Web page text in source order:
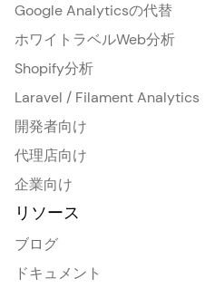
Google Analyticsの代替
ホワイトラベルWeb分析
Shopify分析
Laravel / Filament Analytics
開発者向け
代理店向け
企業向け
リソース
ブログ
ドキュメント